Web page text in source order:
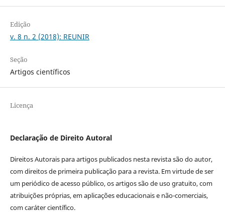
Edição
v. 8 n. 2 (2018): REUNIR
Seção
Artigos científicos
Licença
Declaração de Direito Autoral
Direitos Autorais para artigos publicados nesta revista são do autor,
com direitos de primeira publicação para a revista. Em virtude de ser
um periódico de acesso público, os artigos são de uso gratuito, com
atribuições próprias, em aplicações educacionais e não-comerciais,
com caráter científico.